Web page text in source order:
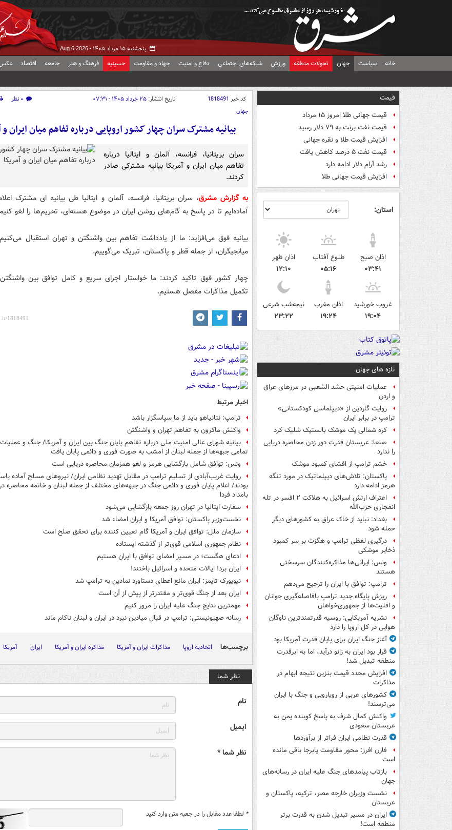
پنجشنبه ۱۵ مرداد ۱۴۰۵ - Aug 6 2026
خانه سیاست جهان تحولات منطقه ورزش شبکه‌های اجتماعی دفاع و امنیت جهاد و مقاومت حسینیه فرهنگ و هنر جامعه اقتصاد عکس
قیمت
قیمت جهانی طلا امروز ۱۵ مرداد
قیمت نفت برنت به ۷۹ دلار رسید
افزایش قیمت طلا و نقره جهانی
قیمت نفت ۵ درصد کاهش یافت
رشد آرام دلار ادامه دارد
افزایش قیمت جهانی طلا
استان:
اذان صبح
۰۳:۴۱
طلوع آفتاب
۰۵:۱۶
اذان ظهر
۱۲:۱۰
غروب خورشید
۱۹:۰۴
اذان مغرب
۱۹:۲۴
نیمه‌شب شرعی
۲۳:۲۲
تازه های جهان
عملیات امنیتی حشد الشعبی در مرزهای عراق
و اردن
روایت گاردین از «دیپلماسی کودکستانی»
ترامپ در برابر ایران
کره شمالی یک موشک بالستیک شلیک کرد
صنعا: عربستان قدرت دور زدن محاصره دریایی
را ندارد
خشم ترامپ از افشای کمبود موشک
پاکستان: تلاش‌های دیپلماتیک در مورد تنگه
هرمز ادامه دارد
اعتراف ارتش اسرائیل به هلاکت ۲ افسر در تله
انفجاری حزب‌الله
بغداد: نباید از خاک عراق به کشورهای دیگر
حمله شود
درگیری لفظی ترامپ و هگزث بر سر کمبود
ذخایر موشکی
ونس: ایرانی‌ها مذاکره‌کنندگان سرسختی
هستند
ترامپ: توافق با ایران را ترجیح می‌دهم
ریزش پایگاه جدید ترامپ بافاصله‌گیری جوانان
و اقلیت‌ها از جمهوری‌خواهان
نشریه آمریکایی: روسیه قدرتمندترین ناوگان
هوایی در کل اروپا را دارد
آغاز جنگ ایران برای پایان قدرت آمریکا بود
قرار بود ایران به زانو درآید، اما به ابرقدرت
منطقه تبدیل شد!
افزایش مجدد قیمت بنزین نتیجه ابهام در
مذاکرات
کشورهای عربی از رویارویی و جنگ با ایران
می‌ترسند!
واکنش کمال شرف به پاسخ کوبنده یمن به
عربستان سعودی
قدرت نظامی ایران فراتر از برآوردها
فارن افرز: محور مقاومت پابرجا باقی مانده
است
بازتاب پیامدهای جنگ علیه ایران در رسانه‌های
جهان
نشست وزیران خارجه مصر، ترکیه، پاکستان و
عربستان
ایران در مسیر تبدیل شدن به قدرت برتر
منطقه است!
کد خبر 1818491 تاریخ انتشار: ۲۵ خرداد ۱۴۰۵ - ۰۷:۳۱ ۰ نظر
جهان
بیانیه مشترک سران چهار کشور اروپایی درباره تفاهم میان ایران و
سران بریتانیا، فرانسه، آلمان و ایتالیا درباره
تفاهم میان ایران و آمریکا بیانیه مشترکی صادر
کردند.
به گزارش مشرق، سران بریتانیا، فرانسه، آلمان و ایتالیا طی بیانیه ای مشترک
آماده‌ایم تا در پاسخ به گام‌های روشن ایران در موضوع هسته‌ای، تحریم‌ها را لغو
بیانیه فوق می‌افزاید: ما از یادداشت تفاهم بین واشنگتن و تهران استقبال
میانجیگران، از جمله قطر و پاکستان، تبریک می‌گوییم.
چهار کشور فوق تاکید کردند: ما خواستار اجرای سریع و کامل توافق بین
تکمیل مذاکرات مفصل هستیم.
اخبار مرتبط
ترامپ: نتانیاهو باید از ما سپاسگزار باشد
واکنش ماکرون به تفاهم تهران و واشنگتن
بیانیه شورای عالی امنیت ملی درباره تفاهم پایان جنگ بین ایران و آمریکا/ جنگ و
تمامی جبهه‌ها از جمله لبنان از امشب به صورت فوری و دائمی پایان یافت
ونس: توافق شامل بازگشایی هرمز و لغو همزمان محاصره دریایی است
روایت غریب‌آبادی از تسلیم ترامپ در مقابل تهدید نظامی ایران/ نیروهای مسلح آماده
بودند/ اعلام پایان فوری و دائمی جنگ در جبهه‌های مختلف از جمله لبنان و خاتمه محاصره
بامداد فردا
سفارت ایتالیا در تهران روز جمعه بازگشایی می‌شود
نخست‌وزیر پاکستان: توافق آمریکا و ایران امضاء شد
سازمان ملل: توافق ایران و آمریکا گام تعیین کننده برای تحقق صلح است
نظام جمهوری اسلامی قوی‌تر از گذشته ایستاده
ادعای هگست؛ در مسیر امضای توافق با ایران هستیم
ایران برد! ایالات متحده و اسرائیل باختند!
نیویورک تایمز: ایران مانع اعطای دستاورد نمادین به ترامپ شد
ایران بعد از جنگ قوی‌تر و مقتدرتر از پیش از آن است
مهمترین نتایج جنگ علیه ایران را مرور کنیم
رسانه صهیونیستی: ترامپ در قبال میادین نبرد در ایران و لبنان ناکام ماند
برچسب‌ها اتحادیه اروپا مذاکرات ایران و آمریکا مذاکره ایران و آمریکا ایران آمریکا
نظر شما
نام
ایمیل
نظر شما *
* لطفا عدد مقابل را در جعبه متن وارد کنید